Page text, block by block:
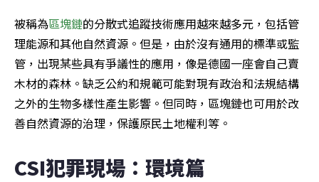
被稱為區塊鏈的分散式追蹤技術應用越來越多元，包括管
理能源和其他自然資源。但是，由於沒有通用的標準或監
管，出現某些具有爭議性的應用，像是德國一座會自己賣
木材的森林。缺乏公約和規範可能對現有政治和法規結構
之外的生物多樣性產生影響。但同時，區塊鏈也可用於改
善自然資源的治理，保護原民土地權利等。
CSI犯罪現場：環境篇